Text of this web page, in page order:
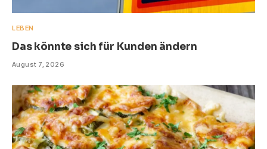
LEBEN
Das könnte sich für Kunden ändern
August 7, 2026